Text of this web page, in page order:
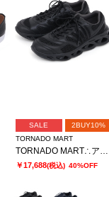
SALE
2BUY10%
TORNADO MART
TORNADO MART∴アーチグリッドスニーカー
￥17,688(税込) 40%OFF